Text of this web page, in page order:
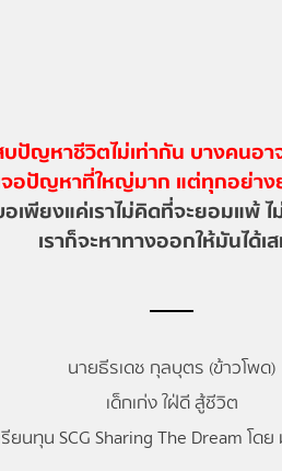
บปัญหาชีวิตไม่เท่ากัน บางคนอ
จอปัญหาที่ใหญ่มาก แต่ทุกอย่า
เพียงแค่เราไม่คิดที่จะยอมแพ้ ไ
เราก็จะหาทางออกให้มันได้เ
นายธีรเดช กุลบุตร (ข้าวโพด)
เด็กเก่ง ใฝ่ดี สู้ชีวิต
ยนทุน SCG Sharing The Dream โด